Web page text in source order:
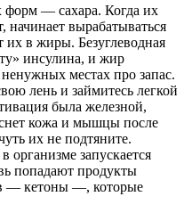
форм ― сахара. Когда их
начинает вырабатываться
их в жиры. Безуглеводная
инсулина, и жир
ненужных местах про запас.
лень и займитесь легкой
была железной,
кожа и мышцы после
их не подтяните.
организме запускается
попадают продукты
― кетоны ―, которые